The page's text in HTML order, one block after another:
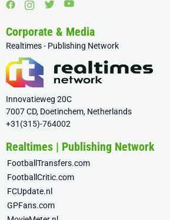
Corporate & Media
Realtimes - Publishing Network
Innovatieweg 20C
7007 CD, Doetinchem, Netherlands
+31(315)-764002
Realtimes | Publishing Network
FootballTransfers.com
FootballCritic.com
FCUpdate.nl
GPFans.com